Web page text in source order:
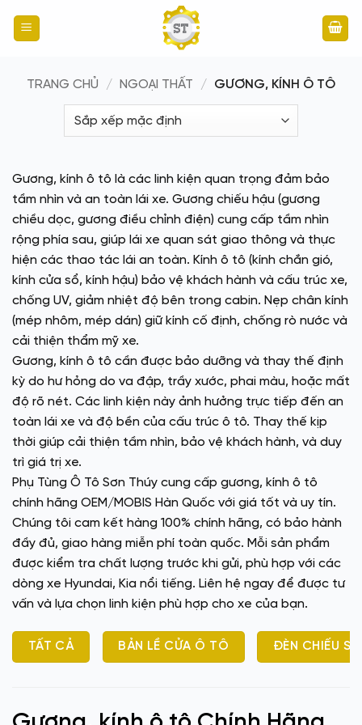
qua
TRANG CHỦ
/ NGOẠI THẤT / GƯƠNG, KÍNH Ô TÔ
Gương, kính ô tô là các linh kiện quan trọng đảm bảo
tầm nhìn và an toàn lái xe. Gương chiếu hậu (gương
chiều dọc, gương điều chỉnh điện) cung cấp tầm nhìn
rộng phía sau, giúp lái xe quan sát giao thông và thực
hiện các thao tác lái an toàn. Kính ô tô (kính chắn gió,
kính cửa sổ, kính hậu) bảo vệ khách hành và cấu trúc xe,
chống UV, giảm nhiệt độ bên trong cabin. Nẹp chân kính
(mép nhôm, mép dán) giữ kính cố định, chống rò nước và
cải thiện thẩm mỹ xe.
Gương, kính ô tô cần được bảo dưỡng và thay thế định
kỳ do hư hỏng do va đập, trầy xước, phai màu, hoặc mất
độ rõ nét. Các linh kiện này ảnh hưởng trực tiếp đến an
toàn lái xe và độ bền của cấu trúc ô tô. Thay thế kịp
thời giúp cải thiện tầm nhìn, bảo vệ khách hành, và duy
trì giá trị xe.
Phụ Tùng Ô Tô Sơn Thúy cung cấp gương, kính ô tô
chính hãng OEM/MOBIS Hàn Quốc với giá tốt và uy tín.
Chúng tôi cam kết hàng 100% chính hãng, có bảo hành
đầy đủ, giao hàng miễn phí toàn quốc. Mỗi sản phẩm
được kiểm tra chất lượng trước khi gửi, phù hợp với các
dòng xe Hyundai, Kia nổi tiếng. Liên hệ ngay để được tư
vấn và lựa chọn linh kiện phù hợp cho xe của bạn.
TẤT CẢ BẢN LỀ CỬA Ô TÔ ĐÈN CHIẾU